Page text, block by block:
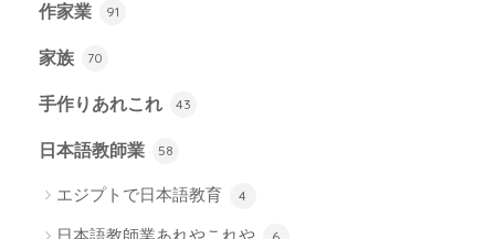
作家業 91
家族 70
手作りあれこれ 43
日本語教師業 58
エジプトで日本語教育 4
日本語教師業あれやこれや